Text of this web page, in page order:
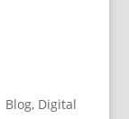
Blog, Digital